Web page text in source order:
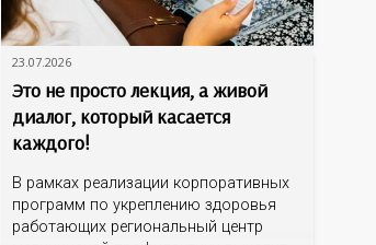
23.07.2026
Это не просто лекция, а живой
диалог, который касается
каждого!
В рамках реализации корпоративных
программ по укреплению здоровья
работающих региональный центр